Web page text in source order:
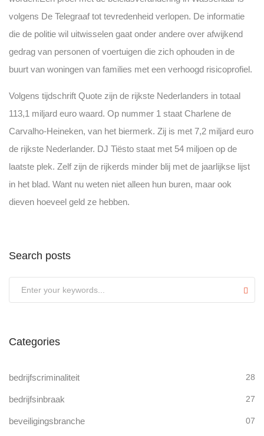
volgens De Telegraaf tot tevredenheid verlopen. De informatie
die de politie wil uitwisselen gaat onder andere over afwijkend
gedrag van personen of voertuigen die zich ophouden in de
buurt van woningen van families met een verhoogd risicoprofiel.
Volgens tijdschrift Quote zijn de rijkste Nederlanders in totaal
113,1 miljard euro waard. Op nummer 1 staat Charlene de
Carvalho-Heineken, van het biermerk. Zij is met 7,2 miljard euro
de rijkste Nederlander. DJ Tiësto staat met 54 miljoen op de
laatste plek. Zelf zijn de rijkerds minder blij met de jaarlijkse lijst
in het blad. Want nu weten niet alleen hun buren, maar ook
dieven hoeveel geld ze hebben.
Search posts
Categories
bedrijfscriminaliteit 28
bedrijfsinbraak 27
beveiligingsbranche 07